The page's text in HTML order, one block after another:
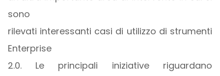
sono
rilevati interessanti casi di utilizzo di strumenti
Enterprise
2.0. Le principali iniziative riguardano